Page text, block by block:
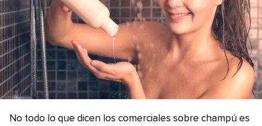
No todo lo que dicen los comerciales sobre champú es